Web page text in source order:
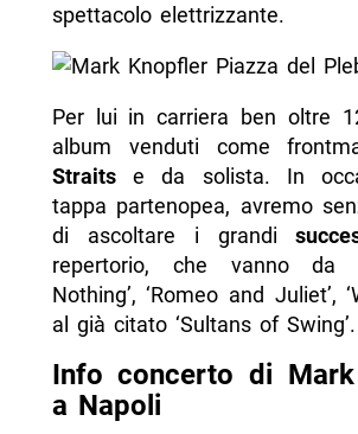
spettacolo elettrizzante.
Per lui in carriera ben oltre
album venduti come
Straitse da solista. In
tappa partenopea, avremo
di ascoltare i grandi
repertorio, che vanno da
Nothing’, ‘Romeo and Juliet’,
al già citato ‘Sultans of Swing’.
Info concerto di
a Napoli